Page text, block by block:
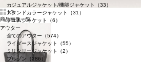
カジュアルジャケット/機能ジャケット（33）
スタンドカラージャケット（31）
デニムジャケット（6）
アウター
全てのアウター（574）
ライダースジャケット（55）
ミリタリージャケット（2）
ブルゾン（286）
|1
商品画像一覧